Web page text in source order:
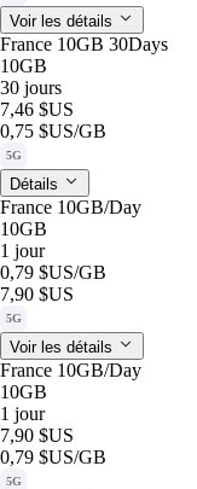
Voir les détails
France 10GB 30Days
10GB
30 jours
7,46 $US
0,75 $US/GB
5G
Détails
France 10GB/Day
10GB
1 jour
0,79 $US/GB
7,90 $US
5G
Voir les détails
France 10GB/Day
10GB
1 jour
7,90 $US
0,79 $US/GB
5G